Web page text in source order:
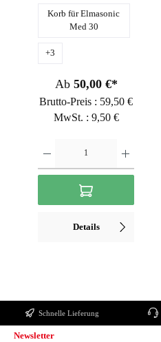
Korb für Elmasonic
Med 30
+3
Ab 50,00 €*
Brutto-Preis : 59,50 €
MwSt. : 9,50 €
Details
Schnelle Lieferung
Newsletter